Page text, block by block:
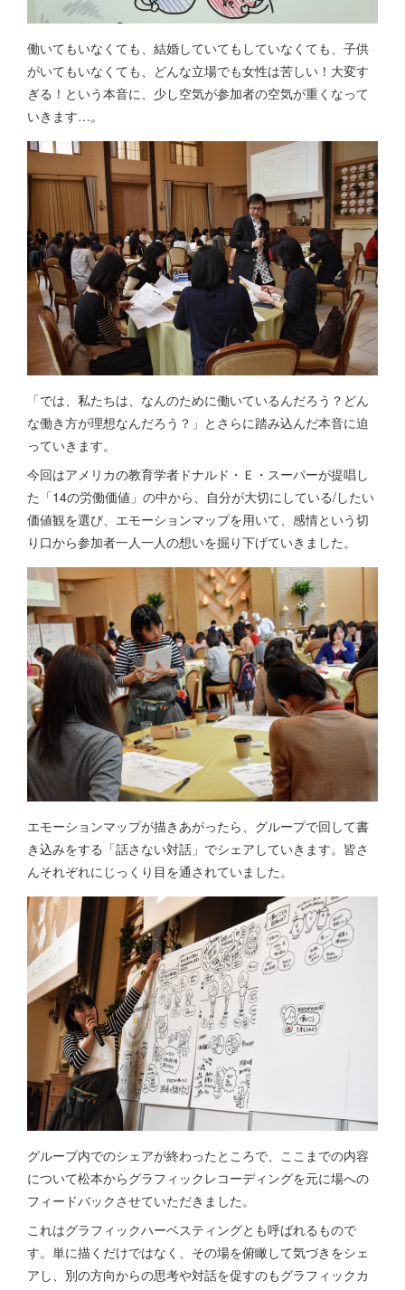
働いてもいなくても、結婚していてもしていなくても、子供
がいてもいなくても、どんな立場でも女性は苦しい！大変す
ぎる！という本音に、少し空気が参加者の空気が重くなって
いきます…。
「では、私たちは、なんのために働いているんだろう？どん
な働き方が理想なんだろう？」とさらに踏み込んだ本音に迫
っていきます。
今回はアメリカの教育学者ドナルド・Ｅ・スーパーが提唱し
た「14の労働価値」の中から、自分が大切にしている/したい
価値観を選び、エモーションマップを用いて、感情という切
り口から参加者一人一人の想いを掘り下げていきました。
エモーションマップが描きあがったら、グループで回して書
き込みをする「話さない対話」でシェアしていきます。皆さ
んそれぞれにじっくり目を通されていました。
グループ内でのシェアが終わったところで、ここまでの内容
について松本からグラフィックレコーディングを元に場への
フィードバックさせていただきました。
これはグラフィックハーベスティングとも呼ばれるもので
す。単に描くだけではなく、その場を俯瞰して気づきをシェ
アし、別の方向からの思考や対話を促すのもグラフィックカ